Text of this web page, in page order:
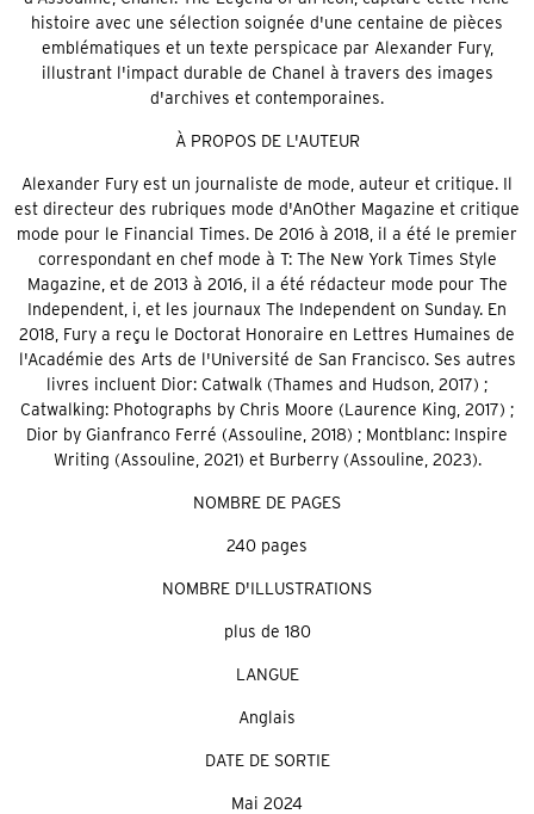
histoire avec une sélection soignée d'une centaine de pièces
emblématiques et un texte perspicace par Alexander Fury,
illustrant l'impact durable de Chanel à travers des images
d'archives et contemporaines.
À PROPOS DE L'AUTEUR
Alexander Fury est un journaliste de mode, auteur et critique. Il
est directeur des rubriques mode d'AnOther Magazine et critique
mode pour le Financial Times. De 2016 à 2018, il a été le premier
correspondant en chef mode à T: The New York Times Style
Magazine, et de 2013 à 2016, il a été rédacteur mode pour The
Independent, i, et les journaux The Independent on Sunday. En
2018, Fury a reçu le Doctorat Honoraire en Lettres Humaines de
l'Académie des Arts de l'Université de San Francisco. Ses autres
livres incluent Dior: Catwalk (Thames and Hudson, 2017) ;
Catwalking: Photographs by Chris Moore (Laurence King, 2017) ;
Dior by Gianfranco Ferré (Assouline, 2018) ; Montblanc: Inspire
Writing (Assouline, 2021) et Burberry (Assouline, 2023).
NOMBRE DE PAGES
240 pages
NOMBRE D'ILLUSTRATIONS
plus de 180
LANGUE
Anglais
DATE DE SORTIE
Mai 2024